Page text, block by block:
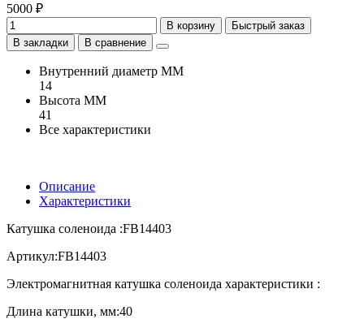
5000 ₽
В корзину
Быстрый заказ
В закладки
В сравнение
Внутренний диаметр ММ
14
Высота ММ
41
Все характеристики
Описание
Характеристики
Катушка соленоида :FB14403
Артикул:FB14403
Электромагнитная катушка соленоида характеристики :
Длина катушки, мм:40